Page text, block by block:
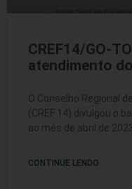
CREF14/GO-
atendimento
O Conselho Regional
(CREF 14) divulgou o
ao mês de abril de
CONTINUE LENDO